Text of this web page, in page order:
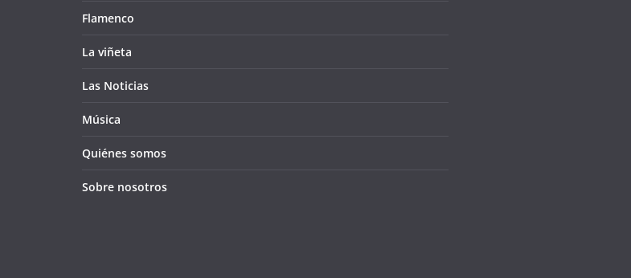
Flamenco
La viñeta
Las Noticias
Música
Quiénes somos
Sobre nosotros